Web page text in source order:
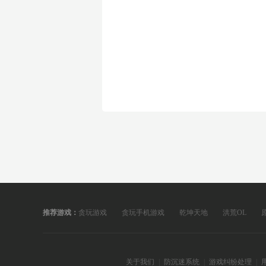
推荐游戏： 贪玩游戏 贪玩手机游戏 乾坤天地 洪荒OL
关于我们 防沉迷系统 游戏纠纷处理